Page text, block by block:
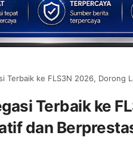
ke FLS3N 2026, Dorong Lahirnya
Terbaik ke
dan